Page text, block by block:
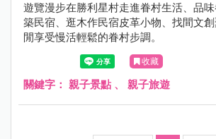
遊覽漫步在勝利星村走進眷村生活、品
築民宿、逛木作民宿皮革小物、找間文
閒享受慢活輕鬆的眷村步調。
收藏
關鍵字： 親子景點 、 親子旅遊